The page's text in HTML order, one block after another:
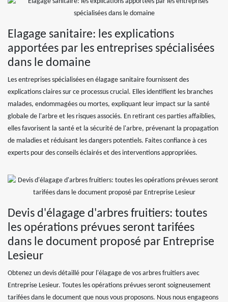
Elagage sanitaire: les explications
apportées par les entreprises spécialisées
dans le domaine
Les entreprises spécialisées en élagage sanitaire fournissent des
explications claires sur ce processus crucial. Elles identifient les branches
malades, endommagées ou mortes, expliquant leur impact sur la santé
globale de l'arbre et les risques associés. En retirant ces parties affaiblies,
elles favorisent la santé et la sécurité de l'arbre, prévenant la propagation
de maladies et réduisant les dangers potentiels. Faites confiance à ces
experts pour des conseils éclairés et des interventions appropriées.
Devis d'élagage d'arbres fruitiers: toutes
les opérations prévues seront tarifées
dans le document proposé par Entreprise
Lesieur
Obtenez un devis détaillé pour l'élagage de vos arbres fruitiers avec
Entreprise Lesieur. Toutes les opérations prévues seront soigneusement
tarifées dans le document que nous vous proposons. Nous nous engageons